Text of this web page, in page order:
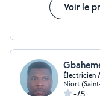
Voir le
Électricien
Niort